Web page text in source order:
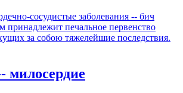
сосудистые заболевания -- бич
принадлежит печальное первенство
за собою тяжелейшие последствия.
милосердие